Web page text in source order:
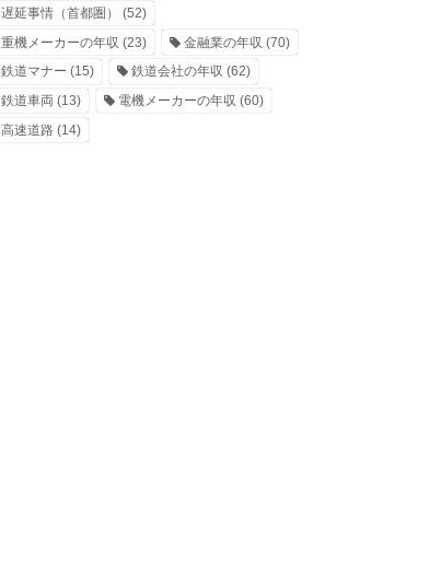
遅延事情（首都圏）
(52)
重機メーカーの年収 (23) 金融業の年収 (70)
鉄道マナー (15) 鉄道会社の年収 (62)
鉄道車両 (13) 電機メーカーの年収 (60)
高速道路 (14)